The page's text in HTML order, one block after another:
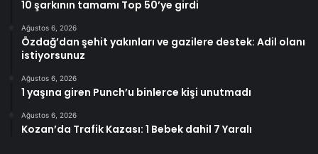
10 şarkının tamamı Top 50’ye girdi
Ağustos 6, 2026
Özdağ’dan şehit yakınları ve gazilere destek: Adil olanı
istiyorsunuz
Ağustos 6, 2026
1 yaşına giren Punch’u binlerce kişi unutmadı
Ağustos 6, 2026
Kozan’da Trafik Kazası: 1 Bebek dahil 7 Yaralı